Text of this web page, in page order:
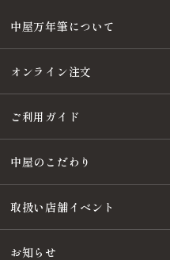
中屋万年筆について
オンライン注文
ご利用ガイド
中屋のこだわり
取扱い店舗イベント
お知らせ